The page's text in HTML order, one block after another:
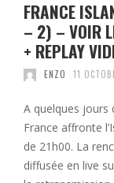
FRANCE
– 2) – VOIR
+ REPLAY
ENZO 11
A quelques jours
France affronte
de 21h00. La
diffusée en live